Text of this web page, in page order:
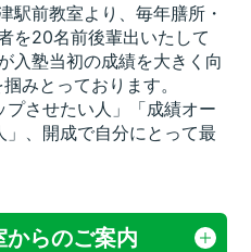
駅前教室より、毎年膳所・
を20名前後輩出いたして
入塾当初の成績を大きく向
みとっております。
プさせたい人」「成績オー
、開成で自分にとって最
らのご案内